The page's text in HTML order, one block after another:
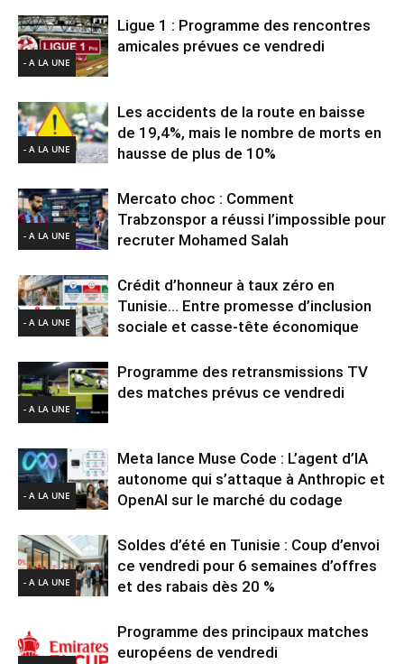
- A LA UNE
Ligue 1 : Programme des rencontres
amicales prévues ce vendredi
- A LA UNE
Les accidents de la route en baisse
de 19,4%, mais le nombre de morts en
hausse de plus de 10%
- A LA UNE
Mercato choc : Comment
Trabzonspor a réussi l’impossible pour
recruter Mohamed Salah
- A LA UNE
Crédit d’honneur à taux zéro en
Tunisie… Entre promesse d’inclusion
sociale et casse-tête économique
- A LA UNE
Programme des retransmissions TV
des matches prévus ce vendredi
- A LA UNE
Meta lance Muse Code : L’agent d’IA
autonome qui s’attaque à Anthropic et
OpenAI sur le marché du codage
- A LA UNE
Soldes d’été en Tunisie : Coup d’envoi
ce vendredi pour 6 semaines d’offres
et des rabais dès 20 %
Programme des principaux matches
européens de vendredi